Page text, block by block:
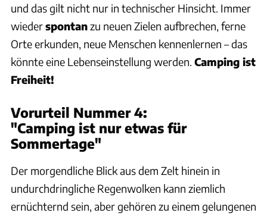
und das gilt nicht nur in technischer Hinsicht. Immer
wiederspontanzu neuen Zielen aufbrechen, ferne
Orte erkunden, neue Menschen kennenlernen – das
könnte eine Lebenseinstellung werden. Camping ist
Freiheit!
Vorurteil Nummer 4:
"Camping ist nur etwas für
Sommertage"
Der morgendliche Blick aus dem Zelt hinein in
undurchdringliche Regenwolken kann ziemlich
ernüchternd sein, aber gehören zu einem gelungenen